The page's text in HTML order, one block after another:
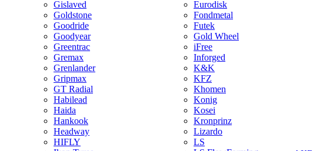
Gislaved
Goldstone
Goodride
Goodyear
Greentrac
Gremax
Grenlander
Gripmax
GT Radial
Habilead
Haida
Hankook
Headway
HIFLY
Eurodisk
Fondmetal
Futek
Gold Wheel
iFree
Inforged
K&K
KFZ
Khomen
Konig
Kosei
Kronprinz
Lizardo
LS